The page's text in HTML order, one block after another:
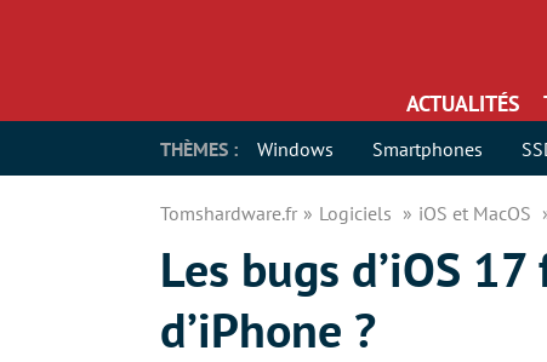
ACTUALITÉS
THÈMES : Windows Smartphones
Tomshardware.fr Logiciels iOS et MacOS
Les bugs d’iOS
d’iPhone ?